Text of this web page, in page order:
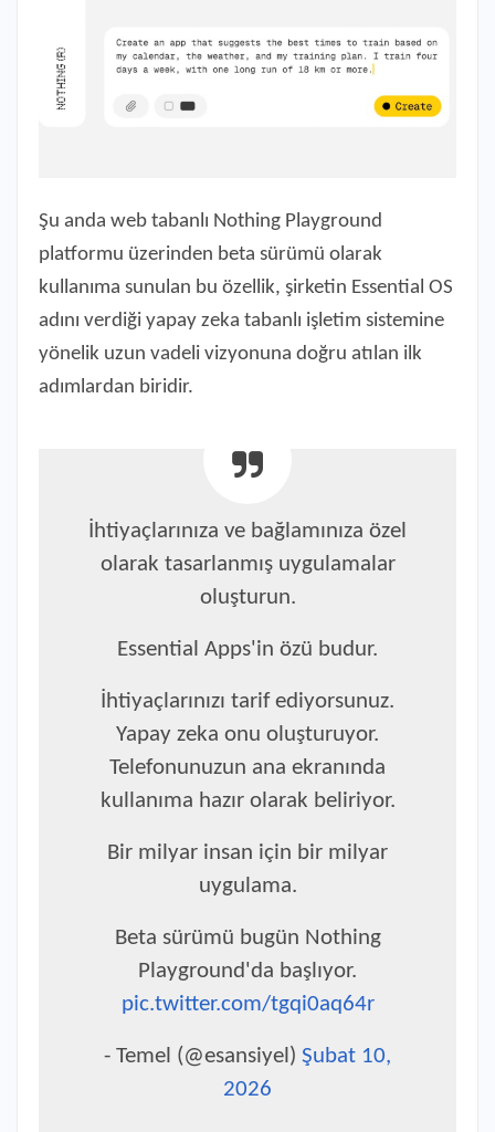
Şu anda web tabanlı Nothing Playground
platformu üzerinden beta sürümü olarak
kullanıma sunulan bu özellik, şirketin Essential OS
adını verdiği yapay zeka tabanlı işletim sistemine
yönelik uzun vadeli vizyonuna doğru atılan ilk
adımlardan biridir.
İhtiyaçlarınıza ve bağlamınıza özel
olarak tasarlanmış uygulamalar
oluşturun.
Essential Apps'in özü budur.
İhtiyaçlarınızı tarif ediyorsunuz.
Yapay zeka onu oluşturuyor.
Telefonunuzun ana ekranında
kullanıma hazır olarak beliriyor.
Bir milyar insan için bir milyar
uygulama.
Beta sürümü bugün Nothing
Playground'da başlıyor.
pic.twitter.com/tgqi0aq64r
- Temel (@esansiyel) Şubat 10,
2026